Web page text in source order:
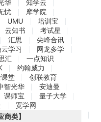
华
知学云
忧
摩学院
UMU
培训宝
云知书
考试星
汇思
尖峰合讯
学习
网龙多学
汇
一点知识
约翰威力
堂
创联教育
智光华
安迪曼
课师宝
量子大学
宽学网
商类】